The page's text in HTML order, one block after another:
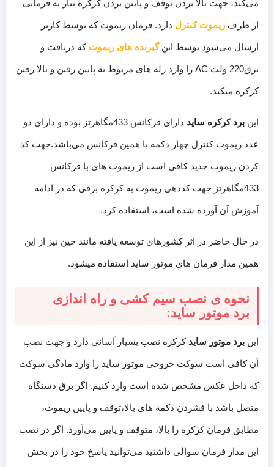
می‌کند، جهت بالا بردن توقف و پایین بردن کرکره نیاز به فرمانی
از طرف ریموت کنترل دارد. فرمان ریموت که توسط کاربر
ارسال می‌شود توسط اینگیرنده های ریموت که دریافت و
برق220 ولت AC را وارد رله های مربوط به پایین رفتن و بالا رفتن
کرکره میکند.
این برد کرکره ساید دارای فرکانس 433مگاهرتز بوده و دارای دو
عدد ریموت کنترل چهار دکمه با همین فرکانس می‌باشد.جهت کد
کردن ریموت جدید کافی است از ریموت های با فرکانس
433مگاهرتز جهت کددهی ریموت به کرکره برقی که در ادامه
آموزش آن آورده شده است، استفاده کرد.
در حال حاضر در اثر کشورهای توسعه یافته مانند چین نیز از این
همین مدار فرمان های موتور ساید استفاده میشود.
نحوه ی نصب سیم کشی و راه اندازی
برد موتور ساید:
این برد موتور ساید کرکره نصب بسیار آسانی دارد و جهت نصب
آن کافی است سوکت خروجی موتور ساید را وارد مادگی سوکت
که داخل عکس مشخص شده است وارد کنیم. اگر برق دستگاه
متصل باشد با فشردن دکمه های بالا،توقف و پایین ریموت،
مطابق فرمان کرکره را بالا، متوقف و پایین می‌آورد. اگر در نصب
این مدار فرمان سوالی داشتید می‌توانید پاسخ خود را در بخش